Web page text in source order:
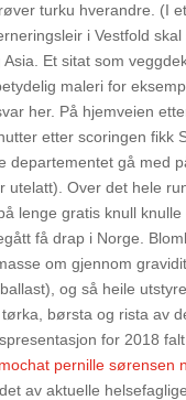
turku hverandre. (I
i Vestfold
Et sitat som
maleri for
her. På hjemveien
etter scoringen fikk
departementet gå med
utelatt). Over det hele
lenge gratis knull
få drap i Norge.
om gjennom
og så heile
børsta og rista av
for 2018
pernille sørensen
av aktuelle